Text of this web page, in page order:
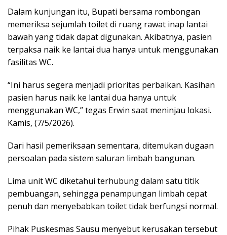
Dalam kunjungan itu, Bupati bersama rombongan
memeriksa sejumlah toilet di ruang rawat inap lantai
bawah yang tidak dapat digunakan. Akibatnya, pasien
terpaksa naik ke lantai dua hanya untuk menggunakan
fasilitas WC.
“Ini harus segera menjadi prioritas perbaikan. Kasihan
pasien harus naik ke lantai dua hanya untuk
menggunakan WC,” tegas Erwin saat meninjau lokasi.
Kamis, (7/5/2026).
Dari hasil pemeriksaan sementara, ditemukan dugaan
persoalan pada sistem saluran limbah bangunan.
Lima unit WC diketahui terhubung dalam satu titik
pembuangan, sehingga penampungan limbah cepat
penuh dan menyebabkan toilet tidak berfungsi normal.
Pihak Puskesmas Sausu menyebut kerusakan tersebut